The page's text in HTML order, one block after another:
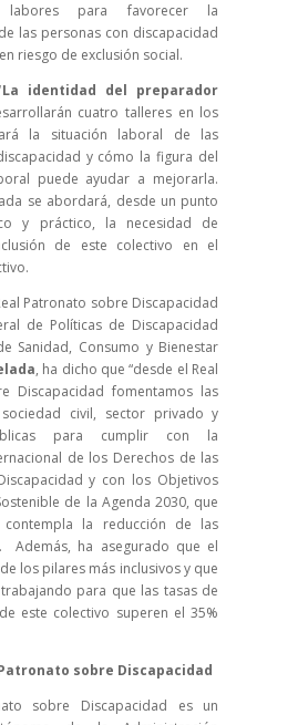
labores para favorecer la
las personas con discapacidad
riesgo de exclusión social.
La identidad del preparador
cuatro talleres en los
la situación laboral de las
y cómo la figura del
puede ayudar a mejorarla.
se abordará, desde un punto
y práctico, la necesidad de
de este colectivo en el
Patronato sobre Discapacidad
de Políticas de Discapacidad
Sanidad, Consumo y Bienestar
, ha dicho que “desde el Real
Discapacidad fomentamos las
civil, sector privado y
para cumplir con la
de los Derechos de las
y con los Objetivos
de la Agenda 2030, que
la reducción de las
Además, ha asegurado que el
los pilares más inclusivos y que
para que las tasas de
este colectivo superen el 35%
sobre Discapacidad
sobre Discapacidad es un